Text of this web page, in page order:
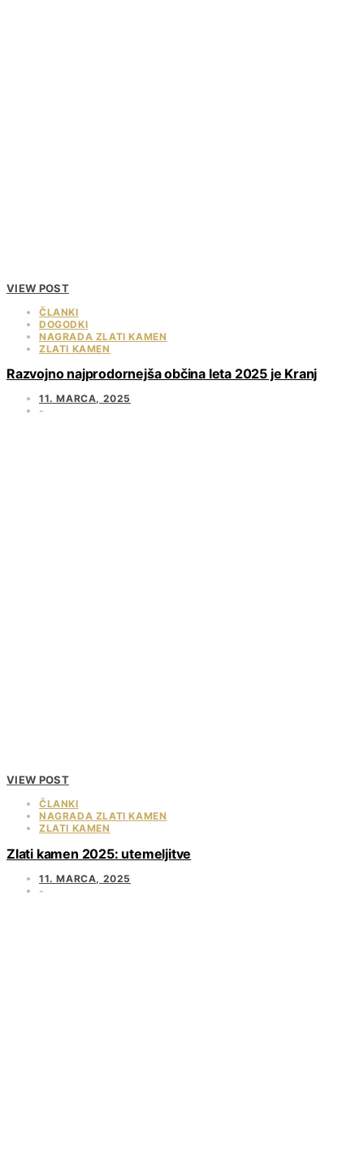
VIEW POST
ČLANKI
DOGODKI
NAGRADA ZLATI KAMEN
ZLATI KAMEN
Razvojno najprodornejša občina leta 2025 je Kranj
11. MARCA, 2025
VIEW POST
ČLANKI
NAGRADA ZLATI KAMEN
ZLATI KAMEN
Zlati kamen 2025: utemeljitve
11. MARCA, 2025